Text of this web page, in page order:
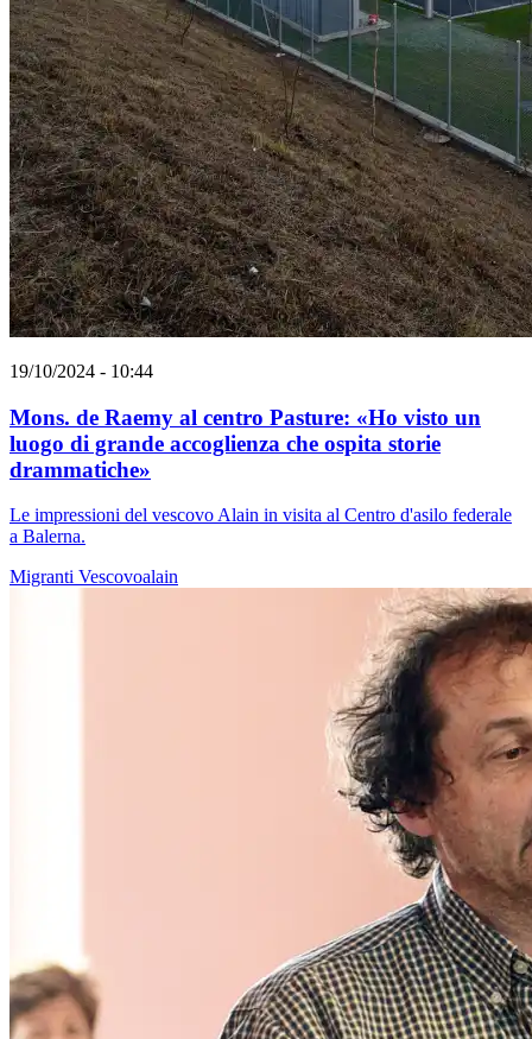
19/10/2024 - 10:44
Mons. de Raemy al centro Pasture: «Ho visto un
luogo di grande accoglienza che ospita storie
drammatiche»
Le impressioni del vescovo Alain in visita al Centro d'asilo federale
a Balerna.
Migranti Vescovoalain